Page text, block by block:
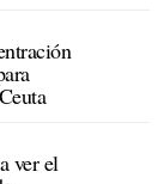
ver el